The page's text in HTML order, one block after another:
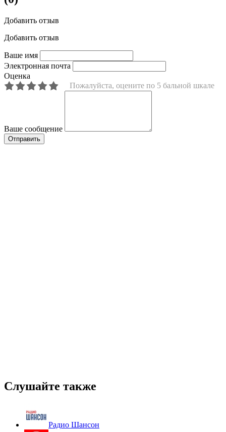
Добавить отзыв
Добавить отзыв
Ваше имя
Электронная почта
Оценка
Пожалуйста, оцените по 5 бальной шкале
Ваше сообщение
Слушайте также
Радио Шансон